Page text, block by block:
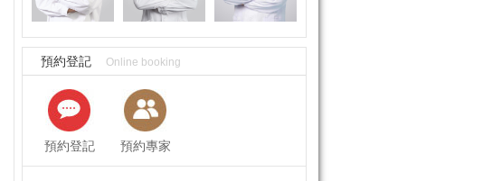
預約登記 Online booking
預約登記 預約專家